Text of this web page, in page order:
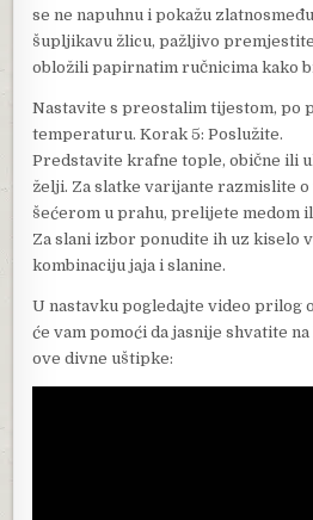
se ne napuhnu i pokažu
šupljikavu žlicu, pažljivo
obložili papirnatim ručnicima kako
Nastavite s preostalim tijestom, po
temperaturu. Korak 5: Poslužite.
Predstavite krafne tople, obične ili
želji. Za slatke varijante razmislite o
šećerom u prahu, prelijete medom
Za slani izbor ponudite ih uz kiselo
kombinaciju jaja i slanine.
U nastavku pogledajte video prilog
će vam pomoći da jasnije shvatite
ove divne uštipke: